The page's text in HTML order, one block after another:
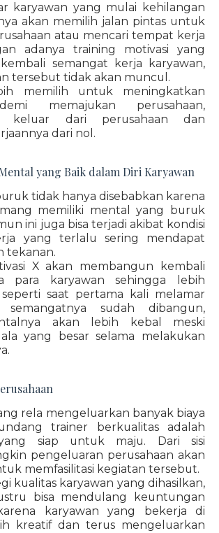
karyawan yang mulai kehilangan
akan memilih jalan pintas untuk
atau mencari tempat kerja
adanya training motivasi yang
semangat kerja karyawan,
tersebut tidak akan muncul.
memilih untuk meningkatkan
memajukan perusahaan,
keluar dari perusahaan dan
dari nol.
yang Baik dalam Diri Karyawan
tidak hanya disebabkan karena
memiliki mental yang buruk
ini juga bisa terjadi akibat kondisi
yang terlalu sering mendapat
tekanan.
X akan membangun kembali
para karyawan sehingga lebih
saat pertama kali melamar
semangatnya sudah dibangun,
akan lebih kebal meski
yang besar selama melakukan
rela mengeluarkan banyak biaya
trainer berkualitas adalah
siap untuk maju. Dari sisi
pengeluaran perusahaan akan
memfasilitasi kegiatan tersebut.
kualitas karyawan yang dihasilkan,
bisa mendulang keuntungan
karyawan yang bekerja di
kreatif dan terus mengeluarkan